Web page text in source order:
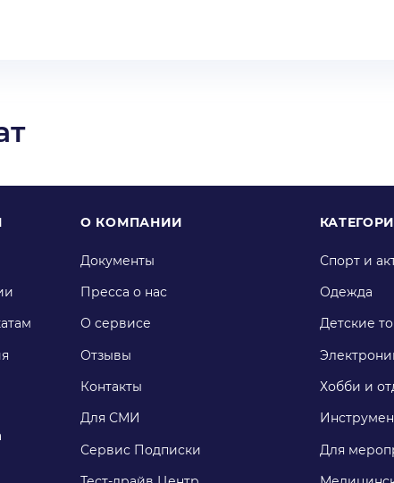
О КОМПАНИИ
Документы
Пресса о нас
О сервисе
Отзывы
Контакты
Для СМИ
Сервис Подписки
Спорт и
Одежда
Детские
Хобби и
Для